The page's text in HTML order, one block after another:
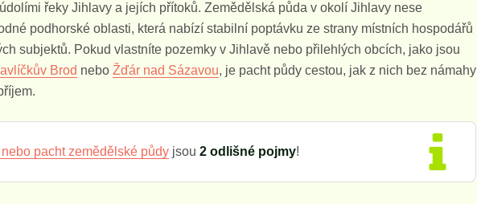
řeky Jihlavy a jejích přítoků. Zemědělská půda v okolí Jihlavy nese
podhorské oblasti, která nabízí stabilní poptávku ze strany místních hospodářů
subjektů. Pokud vlastníte pozemky v Jihlavě nebo přilehlých obcích, jako jsou
Brod nebo Žďár nad Sázavou, je pacht půdy cestou, jak z nich bez námahy
pacht zemědělské půdy jsou 2 odlišné pojmy!